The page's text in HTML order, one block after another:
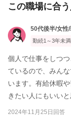
この職場に合
50代後半/女性/
勤続1～3年未満
個人で仕事をしつ
ているので、みん
います。有給休暇
きたい人にもいいと
2024年11月25日回答